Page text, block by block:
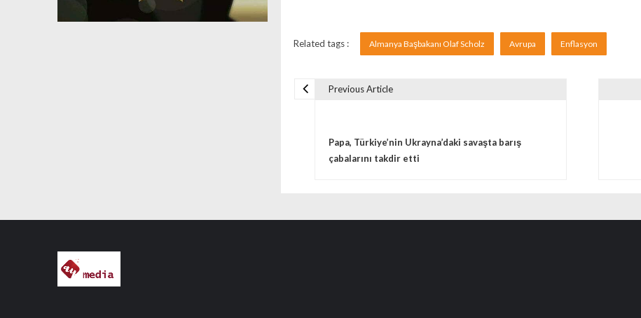
Related tags : Almanya Başbakanı Olaf Scholz Avrupa Enflasyon
Previous Article
Papa, Türkiye’nin Ukrayna’daki savaşta barış
çabalarını takdir etti